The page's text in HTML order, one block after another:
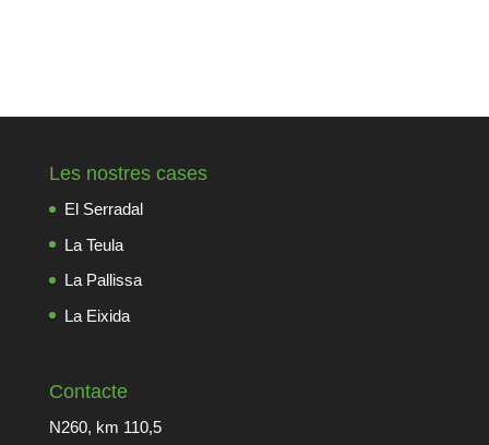
Les nostres cases
El Serradal
La Teula
La Pallissa
La Eixida
Contacte
N260, km 110,5